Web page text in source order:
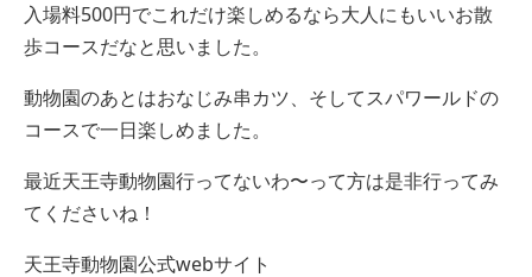
入場料500円でこれだけ楽しめるなら大人にもいいお散
歩コースだなと思いました。
動物園のあとはおなじみ串カツ、そしてスパワールドの
コースで一日楽しめました。
最近天王寺動物園行ってないわ〜って方は是非行ってみ
てくださいね！
天王寺動物園公式webサイト